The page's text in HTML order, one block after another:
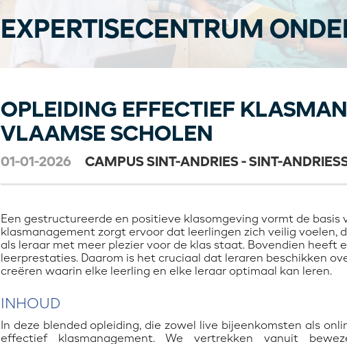
EXPERTISECENTRUM
OPLEIDING EFFECTIEF
VLAAMSE SCHOLEN
01-01-2026 CAMPUS SINT-ANDRIES - SINT-
Een gestructureerde en positieve klasomgeving vormt de basis
klasmanagement zorgt ervoor dat leerlingen zich veilig voelen,
als leraar met meer plezier voor de klas staat. Bovendien
leerprestaties. Daarom is het cruciaal dat leraren beschikken
creëren waarin elke leerling en elke leraar optimaal kan leren.
INHOUD
In deze blended opleiding, die zowel live bijeenkomsten als
effectief klasmanagement. We vertrekken vanuit